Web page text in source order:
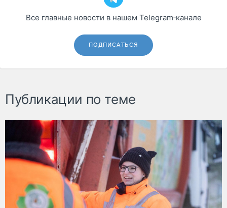
Все главные новости в нашем Telegram‑канале
ПОДПИСАТЬСЯ
Публикации по теме